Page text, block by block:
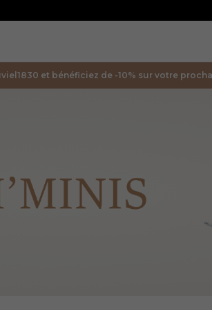
et bénéficiez de -10% sur votre